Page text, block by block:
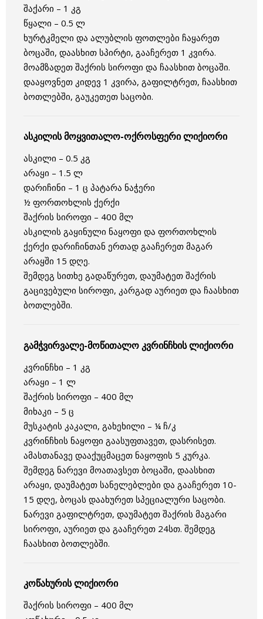
შაქარი – 1 კგ
წყალი – 0.5 ლ
ხურტკმელი და ალუბლის ფოთლები ჩაყარეთ
ბოცაში, დაასხით სპირტი, გააჩერეთ 1 კვირა.
მოამზადეთ შაქრის სიროფი და ჩაასხით ბოცაში.
დააყოვნეთ კიდევ 1 კვირა, გაფილტრეთ, ჩაასხით
ბოთლებში, გაუკეთეთ საცობი.
ასკილის მოყვითალო-ოქროსფერი ლიქიორი
ასკილი – 0.5 კგ
არაყი – 1.5 ლ
დარიჩინი – 1 ც პატარა ნაჭერი
½ ფორთოხლის ქერქი
შაქრის სიროფი – 400 მლ
ასკილის გაყინული ნაყოფი და ფორთოხლის
ქერქი დარიჩინთან ერთად გააჩერეთ მაგარ
არაყში 15 დღე.
შემდეგ სითხე გადაწურეთ, დაუმატეთ შაქრის
გაცივებული სიროფი, კარგად აურიეთ და ჩაასხით
ბოთლებში.
გამჭვირვალე-მოწითალო კვრინჩხის ლიქიორი
კვრინჩხი – 1 კგ
არაყი – 1 ლ
შაქრის სიროფი – 400 მლ
მიხაკი – 5 ც
მუსკატის კაკალი, გახეხილი – ¼ ჩ/კ
კვრინჩხის ნაყოფი გაასუფთავეთ, დასრისეთ.
ამასთანავე დააქუცმაცეთ ნაყოფის 5 კურკა.
შემდეგ ნარევი მოათავსეთ ბოცაში, დაასხით
არაყი, დაუმატეთ სანელებლები და გააჩერეთ 10-
15 დღე, ბოცას დაახურეთ სპეციალური საცობი.
ნარევი გაფილტრეთ, დაუმატეთ შაქრის მაგარი
სიროფი, აურიეთ და გააჩერეთ 24სთ. შემდეგ
ჩაასხით ბოთლებში.
კოწახურის ლიქიორი
შაქრის სიროფი – 400 მლ